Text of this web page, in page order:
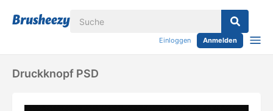
Einloggen Anmelden
Druckknopf PSD